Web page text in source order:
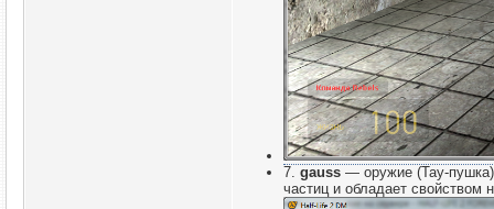
7. gauss — оружие (Тау-
частиц и обладает свойством